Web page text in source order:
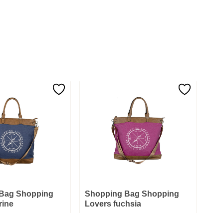
Shopping
Shopping Bag Shopping
Lovers fuchsia